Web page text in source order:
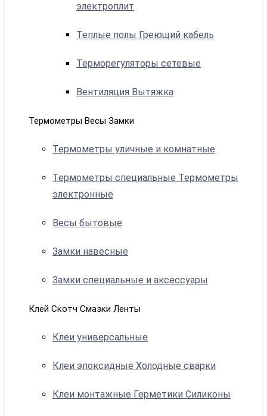
электроплит
Теплые полы Греющий кабель
Терморегуляторы сетевые
Вентиляция Вытяжка
Термометры Весы Замки
Термометры уличные и комнатные
Термометры специальные Термометры
электронные
Весы бытовые
Замки навесные
Замки специальные и аксессуары
Клей Скотч Смазки Ленты
Клеи универсальные
Клеи эпоксидные Холодные сварки
Клеи монтажные Герметики Силиконы